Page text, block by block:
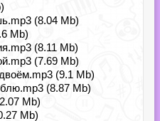
(8.04 Mb)
Mb)
(8.11 Mb)
(7.69 Mb)
(9.1 Mb)
(8.87 Mb)
Mb)
Mb)